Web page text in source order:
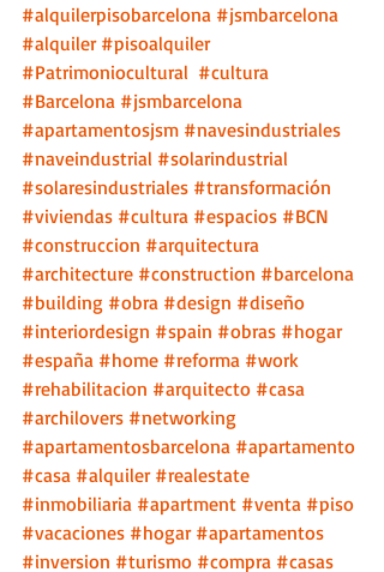
#alquilerpisobarcelona #jsmbarcelona
#alquiler #pisoalquiler
#Patrimoniocultural #cultura
#Barcelona #jsmbarcelona
#apartamentosjsm #navesindustriales
#naveindustrial #solarindustrial
#solaresindustriales #transformación
#viviendas #cultura #espacios #BCN
#construccion #arquitectura
#architecture #construction #barcelona
#building #obra #design #diseño
#interiordesign #spain #obras #hogar
#españa #home #reforma #work
#rehabilitacion #arquitecto #casa
#archilovers #networking
#apartamentosbarcelona #apartamento
#casa #alquiler #realestate
#inmobiliaria #apartment #venta #piso
#vacaciones #hogar #apartamentos
#inversion #turismo #compra #casas